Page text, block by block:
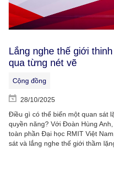
Lắng nghe thế giới
qua từng nét vẽ
Cộng đồng
28/10/2025
Điều gì có thể biến một quan sát
quyền năng? Với Đoàn Hùng
toàn phần Đại học RMIT Việt
sát và lắng nghe thế giới thầm